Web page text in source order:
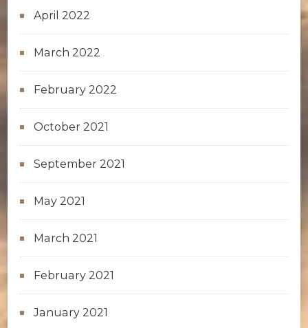
April 2022
March 2022
February 2022
October 2021
September 2021
May 2021
March 2021
February 2021
January 2021